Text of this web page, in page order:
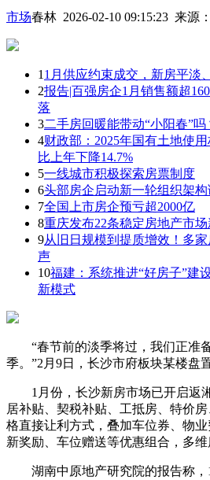
市场春林 2026-02-10 09:15:23 来源：
1 1月供应约束成交，新房平淡
2报告|百强房企1月销售额超
落
3二手房回暖能带动“小阳春”吗
4财政部：2025年国有土地使用
比上年下降14.7%
5一线城市积极探索房票制度
6头部房企启动新一轮组织架
7全国上市房企预亏超2000亿
8重庆发布22条稳定房地产市场
9从旧日规模到提质增效！多
声
10福建：系统推进“好房子”建
新模式
“春节前的淡季将过，我们正准
季。”2月9日，长沙市府板块某楼盘
1月份，长沙新房市场已开启返
居补贴、契税补贴、工抵房、特价
格直接让利方式，叠加车位券、物
新奖励、车位赠送等优惠组合，多维
湖南中原地产研究院的报告称，